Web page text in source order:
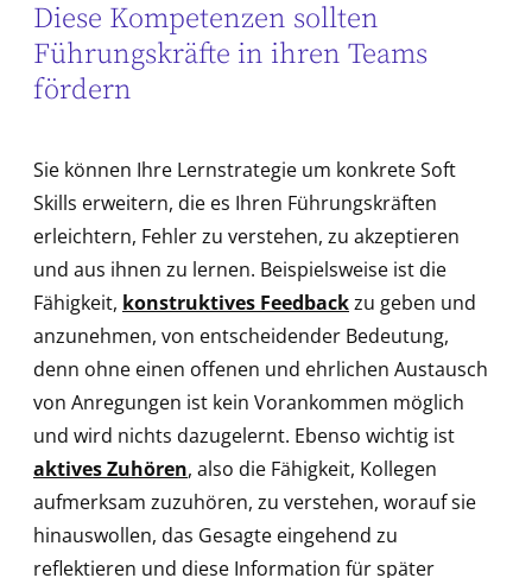
Diese Kompetenzen sollten
Führungskräfte in ihren Teams
fördern
Sie können Ihre Lernstrategie um konkrete Soft
Skills erweitern, die es Ihren Führungskräften
erleichtern, Fehler zu verstehen, zu akzeptieren
und aus ihnen zu lernen. Beispielsweise ist die
Fähigkeit, konstruktives Feedbackzu geben und
anzunehmen, von entscheidender Bedeutung,
denn ohne einen offenen und ehrlichen Austausch
von Anregungen ist kein Vorankommen möglich
und wird nichts dazugelernt. Ebenso wichtig ist
aktives Zuhören, also die Fähigkeit, Kollegen
aufmerksam zuzuhören, zu verstehen, worauf sie
hinauswollen, das Gesagte eingehend zu
reflektieren und diese Information für später